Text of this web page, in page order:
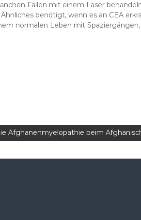
Fällen mit einem Laser
benötigt, wenn es an CEA
normalen Leben mit
Afghanenmyelopathie beim